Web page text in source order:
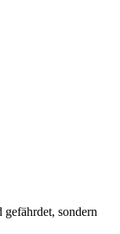
sondern